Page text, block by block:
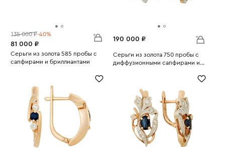
135 000 ₽-40%
81 000 ₽
Серьги из золота 585 пробы с
сапфирами и бриллиантами
190 000 ₽
Серьги из золота 750 пробы с
диффузионными сапфирами и